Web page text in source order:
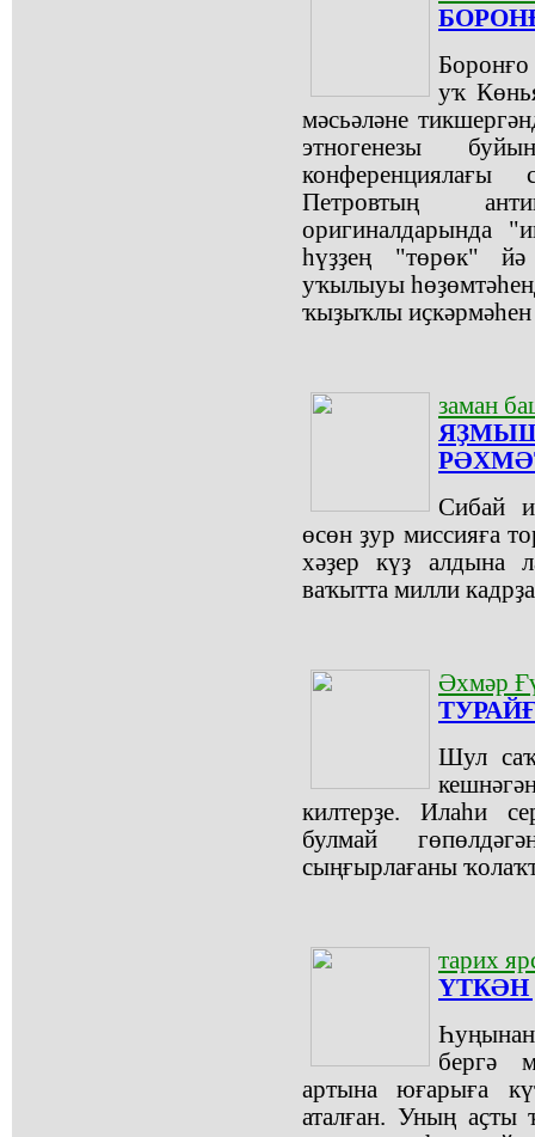
Боронғо
уҡ
мәсьәләне
этногенезы
Петровтың
оригиналдарында
һүҙҙең "төрөк"
уҡылыуы
ҡыҙыҡлы иҫкәрмәһен
заман
Сибай
өсөн ҙур миссияға
хәҙер күҙ алдына
ваҡытта милли
Әхмәр
Шул
килтерҙе. Илаһи
булмай
сыңғырлағаны
тарих
ҮТКӘН
бергә
артына юғарыға
аталған. Уның